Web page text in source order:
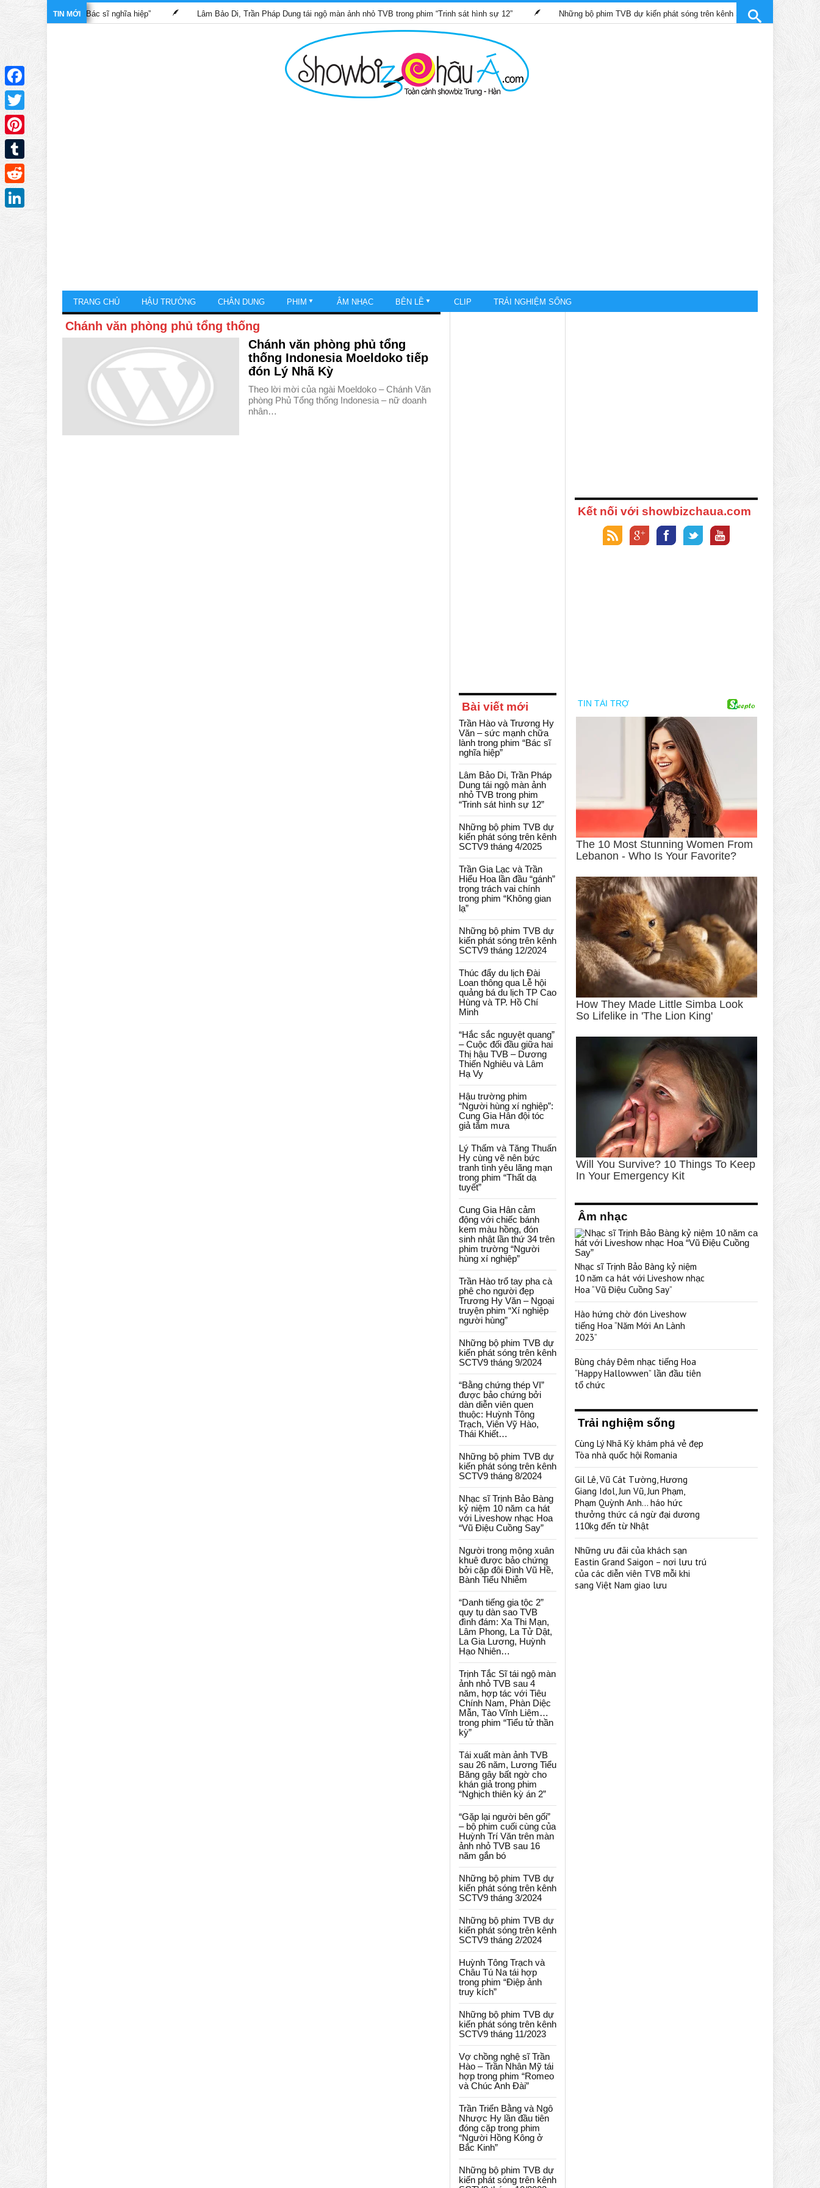
TIN MỚI
trong phim “Bác sĩ nghĩa hiệp” Lâm Bảo Di, Trần Pháp Dung tái ngộ màn ảnh nhỏ TVB trong phim “Trinh sát hình sự 12” Những bộ phim TVB dự kiến phát sóng trên kênh SCTV9 tháng 4/2025
TRANG CHỦ HẬU TRƯỜNG CHÂN DUNG PHIM ÂM NHẠC BÊN LỀ CLIP TRẢI NGHIỆM SỐNG
Chánh văn phòng phủ tổng thống
Chánh văn phòng phủ tổng
thống Indonesia Moeldoko tiếp
đón Lý Nhã Kỳ
Theo lời mời của ngài Moeldoko – Chánh Văn
phòng Phủ Tổng thống Indonesia – nữ doanh
nhân…
Bài viết mới
Trần Hào và Trương Hy
Văn – sức mạnh chữa
lành trong phim “Bác sĩ
nghĩa hiệp”
Lâm Bảo Di, Trần Pháp
Dung tái ngộ màn ảnh
nhỏ TVB trong phim
“Trinh sát hình sự 12”
Những bộ phim TVB dự
kiến phát sóng trên kênh
SCTV9 tháng 4/2025
Trần Gia Lạc và Trần
Hiểu Hoa lần đầu “gánh”
trọng trách vai chính
trong phim “Không gian
lạ”
Những bộ phim TVB dự
kiến phát sóng trên kênh
SCTV9 tháng 12/2024
Thúc đẩy du lịch Đài
Loan thông qua Lễ hội
quảng bá du lịch TP Cao
Hùng và TP. Hồ Chí
Minh
“Hắc sắc nguyệt quang”
– Cuộc đối đầu giữa hai
Thị hậu TVB – Dương
Thiến Nghiêu và Lâm
Hạ Vy
Hậu trường phim
“Người hùng xí nghiệp”:
Cung Gia Hân đội tóc
giả tắm mưa
Lý Thấm và Tăng Thuấn
Hy cùng vẽ nên bức
tranh tình yêu lãng mạn
trong phim “Thất dạ
tuyết”
Cung Gia Hân cảm
động với chiếc bánh
kem màu hồng, đón
sinh nhật lần thứ 34 trên
phim trường “Người
hùng xí nghiệp”
Trần Hào trổ tay pha cà
phê cho người đẹp
Trương Hy Văn – Ngoại
truyện phim “Xí nghiệp
người hùng”
Những bộ phim TVB dự
kiến phát sóng trên kênh
SCTV9 tháng 9/2024
“Bằng chứng thép VI”
được bảo chứng bởi
dàn diễn viên quen
thuộc: Huỳnh Tông
Trạch, Viên Vỹ Hào,
Thái Khiết…
Những bộ phim TVB dự
kiến phát sóng trên kênh
SCTV9 tháng 8/2024
Nhạc sĩ Trịnh Bảo Bàng
kỷ niệm 10 năm ca hát
với Liveshow nhạc Hoa
“Vũ Điệu Cuồng Say”
Người trong mộng xuân
khuê được bảo chứng
bởi cặp đôi Đinh Vũ Hề,
Bành Tiểu Nhiễm
“Danh tiếng gia tộc 2”
quy tụ dàn sao TVB
đình đám: Xa Thi Mạn,
Lâm Phong, La Tử Dật,
La Gia Lương, Huỳnh
Hạo Nhiên…
Trịnh Tắc Sĩ tái ngộ màn
ảnh nhỏ TVB sau 4
năm, hợp tác với Tiêu
Chính Nam, Phàn Diệc
Mẫn, Tào Vĩnh Liêm…
trong phim “Tiểu tử thần
kỳ”
Tái xuất màn ảnh TVB
sau 26 năm, Lương Tiểu
Băng gây bất ngờ cho
khán giả trong phim
“Nghịch thiên kỳ án 2”
“Gặp lại người bên gối”
– bộ phim cuối cùng của
Huỳnh Trí Văn trên màn
ảnh nhỏ TVB sau 16
năm gắn bó
Những bộ phim TVB dự
kiến phát sóng trên kênh
SCTV9 tháng 3/2024
Những bộ phim TVB dự
kiến phát sóng trên kênh
SCTV9 tháng 2/2024
Huỳnh Tông Trạch và
Châu Tú Na tái hợp
trong phim “Điệp ảnh
truy kích”
Những bộ phim TVB dự
kiến phát sóng trên kênh
SCTV9 tháng 11/2023
Vợ chồng nghệ sĩ Trần
Hào – Trần Nhân Mỹ tái
hợp trong phim “Romeo
và Chúc Anh Đài”
Trần Triển Bằng và Ngô
Nhược Hy lần đầu tiên
đóng cặp trong phim
“Người Hồng Kông ở
Bắc Kinh”
Những bộ phim TVB dự
kiến phát sóng trên kênh
Kết nối với showbizchaua.com
Âm nhạc
Nhạc sĩ Trịnh Bảo Bàng kỷ niệm
10 năm ca hát với Liveshow nhạc
Hoa “Vũ Điệu Cuồng Say”
Hào hứng chờ đón Liveshow
tiếng Hoa “Năm Mới An Lành
2023”
Bùng cháy Đêm nhạc tiếng Hoa
“Happy Hallowwen” lần đầu tiên
tổ chức
Trải nghiệm sống
Cùng Lý Nhã Kỳ khám phá vẻ đẹp
Tòa nhà quốc hội Romania
Gil Lê, Vũ Cát Tường, Hương
Giang Idol, Jun Vũ, Jun Phạm,
Phạm Quỳnh Anh… háo hức
thưởng thức cá ngừ đại dương
110kg đến từ Nhật
Những ưu đãi của khách sạn
Eastin Grand Saigon – nơi lưu trú
của các diễn viên TVB mỗi khi
sang Việt Nam giao lưu
Facebook
Twitter
Pinterest
Tumblr
Reddit